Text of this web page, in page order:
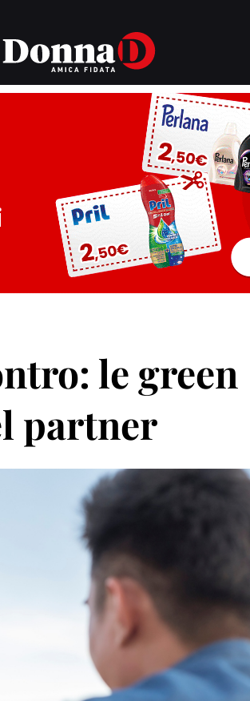
le green
partner